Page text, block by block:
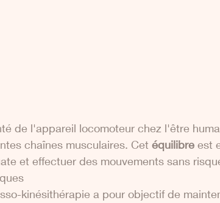
de l'appareil locomoteur chez l'être
chaînes musculaires. Cet équilibre est
et effectuer des mouvements sans
kinésithérapie a pour objectif de